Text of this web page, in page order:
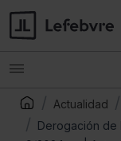
Actualidad
Derogación de